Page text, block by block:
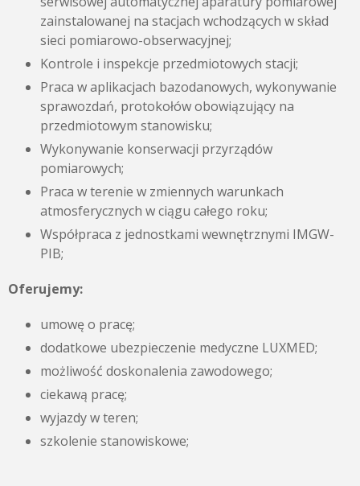
zainstalowanej na stacjach wchodzących w skład
sieci pomiarowo-obserwacyjnej;
Kontrole i inspekcje przedmiotowych stacji;
Praca w aplikacjach bazodanowych, wykonywanie
sprawozdań, protokołów obowiązujący na
przedmiotowym stanowisku;
Wykonywanie konserwacji przyrządów
pomiarowych;
Praca w terenie w zmiennych warunkach
atmosferycznych w ciągu całego roku;
Współpraca z jednostkami wewnętrznymi IMGW-
PIB;
Oferujemy:
umowę o pracę;
dodatkowe ubezpieczenie medyczne LUXMED;
możliwość doskonalenia zawodowego;
ciekawą pracę;
wyjazdy w teren;
szkolenie stanowiskowe;